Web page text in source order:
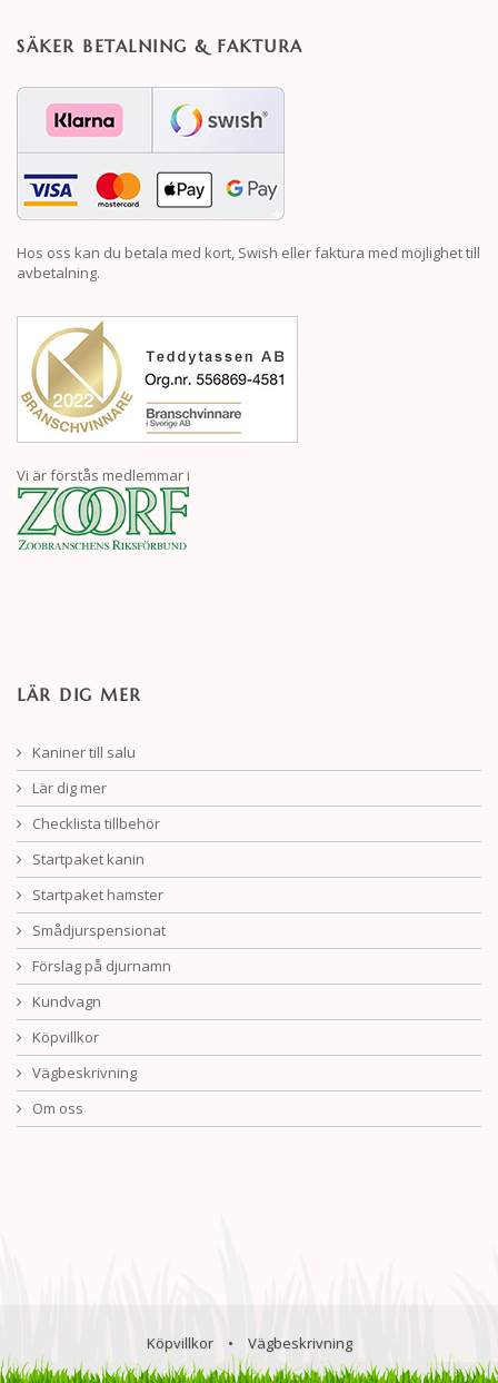
SÄKER BETALNING & FAKTURA
Hos oss kan du betala med kort, Swish eller faktura med möjlighet till
avbetalning.
Vi är förstås medlemmar i
LÄR DIG MER
Kaniner till salu
Lär dig mer
Checklista tillbehör
Startpaket kanin
Startpaket hamster
Smådjurspensionat
Förslag på djurnamn
Kundvagn
Köpvillkor
Vägbeskrivning
Om oss
Köpvillkor • Vägbeskrivning